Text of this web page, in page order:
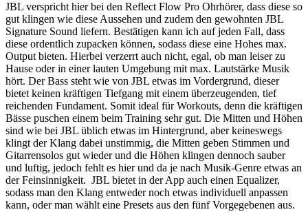
JBL verspricht hier bei den Reflect Flow Pro Ohrhörer, dass diese so
gut klingen wie diese Aussehen und zudem den gewohnten JBL
Signature Sound liefern. Bestätigen kann ich auf jeden Fall, dass
diese ordentlich zupacken können, sodass diese eine Hohes max.
Output bieten. Hierbei verzerrt auch nicht, egal, ob man leiser zu
Hause oder in einer lauten Umgebung mit max. Lautstärke Musik
hört. Der Bass steht wie von JBL etwas im Vordergrund, dieser
bietet keinen kräftigen Tiefgang mit einem überzeugenden, tief
reichenden Fundament. Somit ideal für Workouts, denn die kräftigen
Bässe puschen einem beim Training sehr gut. Die Mitten und Höhen
sind wie bei JBL üblich etwas im Hintergrund, aber keineswegs
klingt der Klang dabei unstimmig, die Mitten geben Stimmen und
Gitarrensolos gut wieder und die Höhen klingen dennoch sauber
und luftig, jedoch fehlt es hier und da je nach Musik-Genre etwas an
der Feinsinnigkeit. JBL bietet in der App auch einen Equalizer,
sodass man den Klang entweder noch etwas individuell anpassen
kann, oder man wählt eine Presets aus den fünf Vorgegebenen aus.